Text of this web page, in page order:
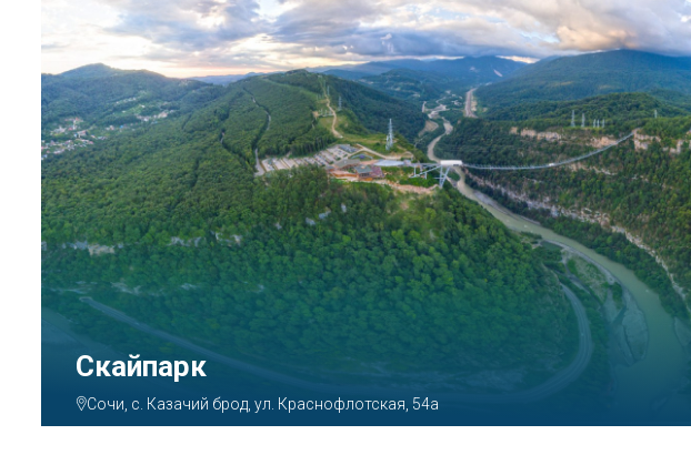
Парк «Ривьера»
Сочи, ул. Егорова, 1/6, микрорайон Центральный